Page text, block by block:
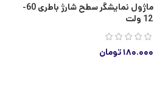
ماژول نمایشگر سطح شارژ باطرى 60-
12 ولت
۱۸۰.۰۰۰تومان